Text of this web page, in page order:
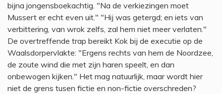
bijna jongensboekachtig. "Na de verkiezingen moet
Mussert er echt even uit." "Hij was getergd; en iets van
verbittering, van wrok zelfs, zal hem niet meer verlaten."
De overtreffende trap bereikt Kok bij de executie op de
Waalsdorpervlakte: "Ergens rechts van hem de Noordzee,
de zoute wind die met zijn haren speelt, en dan
onbewogen kijken." Het mag natuurlijk, maar wordt hier
niet de grens tusen fictie en non-fictie overschreden?